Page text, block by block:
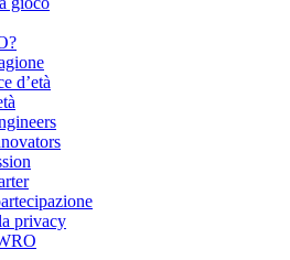
d’età
privacy